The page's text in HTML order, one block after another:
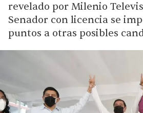
revelado por Milenio
Senador con licencia se
puntos a otras posibles